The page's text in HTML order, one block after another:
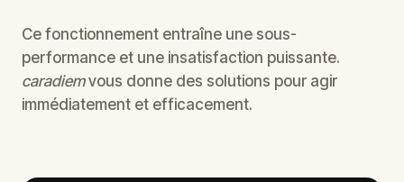
Ce fonctionnement entraîne une sous-
performance et une insatisfaction puissante.
caradiemvous donne des solutions pour agir
immédiatement et efficacement.